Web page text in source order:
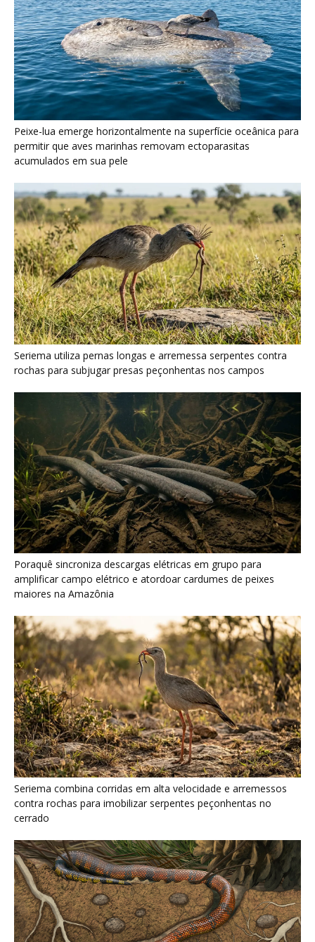
Seriema utiliza pernas longas e arremessa serpentes contra
rochas para subjugar presas peçonhentas nos campos
Poraquê sincroniza descargas elétricas em grupo para
amplificar campo elétrico e atordoar cardumes de peixes
maiores na Amazônia
Seriema combina corridas em alta velocidade e arremessos
contra rochas para imobilizar serpentes peçonhentas no
cerrado
Serpente escavadora brasileira Tametara mirim reescreve a
evolução dos répteis